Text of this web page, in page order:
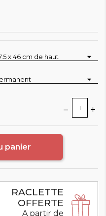
panier
RACLETTE
OFFERTE
A partir de